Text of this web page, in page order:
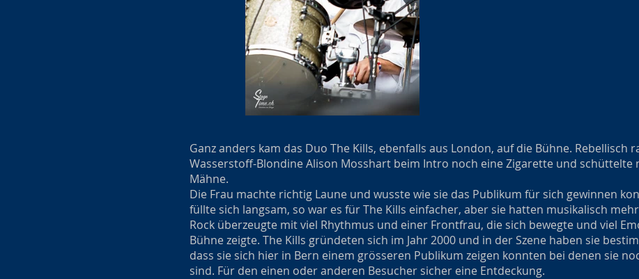
Ganz anders kam das Duo The Kills, ebenfalls aus London, auf die Bühne. Rebellisch
Wasserstoff-Blondine Alison Mosshart beim Intro noch eine Zigarette und schüttelte
Mähne.
Die Frau machte richtig Laune und wusste wie sie das Publikum für sich gewinnen
füllte sich langsam, so war es für The Kills einfacher, aber sie hatten musikalisch
Rock überzeugte mit viel Rhythmus und einer Frontfrau, die sich bewegte und viel
Bühne zeigte. The Kills gründeten sich im Jahr 2000 und in der Szene haben sie
dass sie sich hier in Bern einem grösseren Publikum zeigen konnten bei denen sie
sind. Für den einen oder anderen Besucher sicher eine Entdeckung.